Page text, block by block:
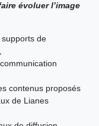
évoluer l’image
de
contenus proposés
de Lianes